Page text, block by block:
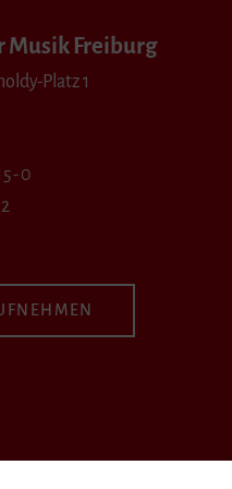
Musik Freiburg
Platz 1
0
Facebook
auf Instagram
Sie uns bei Vimeo